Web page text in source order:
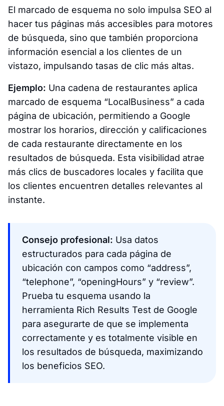
El marcado de esquema no solo impulsa SEO al
hacer tus páginas más accesibles para motores
de búsqueda, sino que también proporciona
información esencial a los clientes de un
vistazo, impulsando tasas de clic más altas.
Ejemplo: Una cadena de restaurantes aplica
marcado de esquema “LocalBusiness” a cada
página de ubicación, permitiendo a Google
mostrar los horarios, dirección y calificaciones
de cada restaurante directamente en los
resultados de búsqueda. Esta visibilidad atrae
más clics de buscadores locales y facilita que
los clientes encuentren detalles relevantes al
instante.
Consejo profesional: Usa datos
estructurados para cada página de
ubicación con campos como “address”,
“telephone”, “openingHours” y “review”.
Prueba tu esquema usando la
herramienta Rich Results Test de Google
para asegurarte de que se implementa
correctamente y es totalmente visible en
los resultados de búsqueda, maximizando
los beneficios SEO.